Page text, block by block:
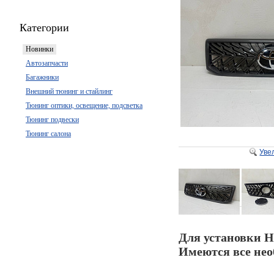
Категории
Новинки
Автозапчасти
Багажники
Внешний тюнинг и стайлинг
Тюнинг оптики, освещение, подсветка
Тюнинг подвески
Тюнинг салона
Для установки
Имеются все